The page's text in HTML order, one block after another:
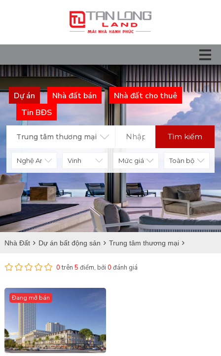
Dự án Nhà đất bán
Nhà đất cho thuê
Tin BĐS
Trung tâm thương mại Tìm kiếm
Mức giá Toàn bộ
Nhà Đất Dự án bất động sản Trung tâm thương mại
Nghệ An Trung tâm thương mại tại Vinh
0trên 5 điểm, bởi 0 đánh giá
Đang mở bán